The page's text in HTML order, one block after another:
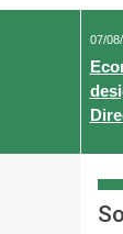
07/